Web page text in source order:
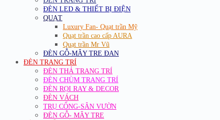
ĐÈN LED & THIẾT BỊ ĐIỆN
QUẠT
Luxury Fan- Quạt trần Mỹ
Quạt trần cao cấp AURA
Quạt trần Mr Vũ
ĐÈN GỖ-MÂY TRE ĐAN
ĐÈN TRANG TRÍ
ĐÈN THẢ TRANG TRÍ
ĐÈN CHÙM TRANG TRÍ
ĐÈN RỌI RAY & DECOR
ĐÈN VÁCH
TRỤ CỔNG-SÂN VƯỜN
ĐÈN GỖ- MÂY TRE